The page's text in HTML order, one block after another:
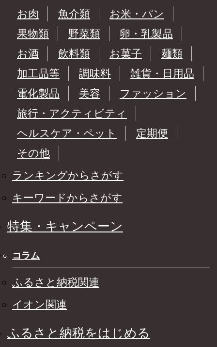
お肉
魚介類
お米・パン
果物類
野菜類
卵・乳製品
お酒
飲料類 お菓子
麺類
加工品等
調味料
雑貨・日用品
電化製品
美容
ファッション
旅行・アクティビティ
ヘルスケア・ペット
定期便
その他
ランキングからさがす
キーワードからさがす
特集・キャンペーン
コラム
ふるさと納税関連
イオン関連
ふるさと納税をはじめる